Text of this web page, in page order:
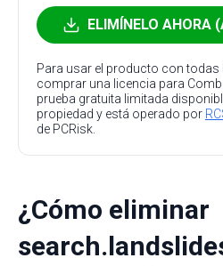
ELIMÍNELO AHORA
Para usar el producto con todas
comprar una licencia para
prueba gratuita limitada
propiedad y está operado por
de PCRisk.
¿Cómo eliminar